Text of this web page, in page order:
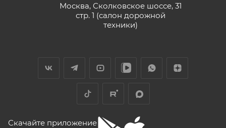
Москва, Сколковское шоссе, 31
стр. 1 (салон дорожной
техники)
Скачайте приложение